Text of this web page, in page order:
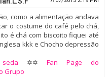
como a alimentação andava
o costume do café pelo chá,
é chá com biscoito fiquei até
kkk e Chocho depressão
✡✡Fan Page do
Grupo